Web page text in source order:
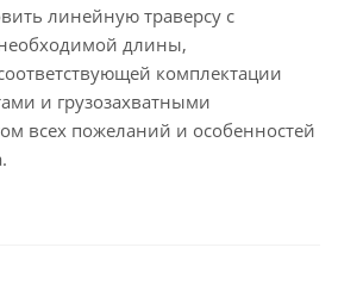
линейную траверсу с
длины,
комплектации
и грузозахватными
всех пожеланий и особенностей